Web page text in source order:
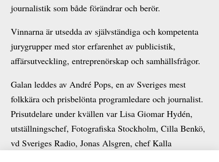
journalistik som både förändrar och berör.
Vinnarna är utsedda av självständiga och kompetenta
jurygrupper med stor erfarenhet av publicistik,
affärsutveckling, entreprenörskap och samhällsfrågor.
Galan leddes av André Pops, en av Sveriges mest
folkkära och prisbelönta programledare och journalist.
Prisutdelare under kvällen var Lisa Giomar Hydén,
utställningschef, Fotografiska Stockholm, Cilla Benkö,
vd Sveriges Radio, Jonas Alsgren, chef Kalla